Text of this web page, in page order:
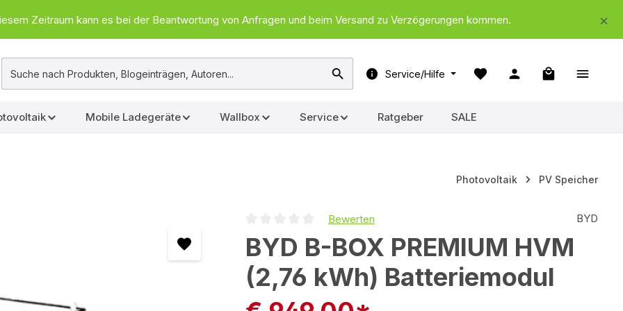
Zeitraum kann es bei der Beantwortung von Anfragen und beim Versand zu Verzögerungen kommen.
Service/Hilfe
Warenkorb
Mobile Ladegeräte Wallbox Service Ratgeber SALE
Photovoltaik PV Speicher
Bewerten BYD
BYD B-BOX PREMIUM HVM
(2,76 kWh) Batteriemodul